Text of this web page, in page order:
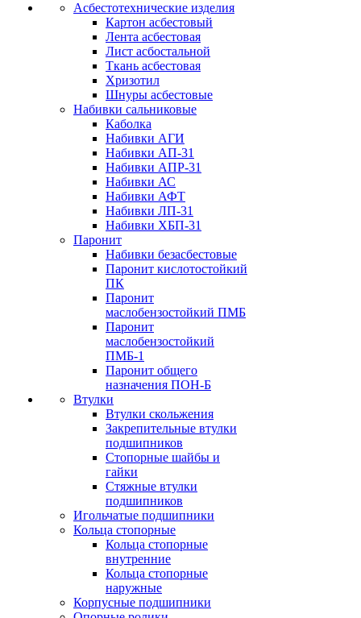
Асбестотехнические изделия
Картон асбестовый
Лента асбестовая
Лист асбостальной
Ткань асбестовая
Хризотил
Шнуры асбестовые
Набивки сальниковые
Каболка
Набивки АГИ
Набивки АП-31
Набивки АПР-31
Набивки АС
Набивки АФТ
Набивки ЛП-31
Набивки ХБП-31
Паронит
Набивки безасбестовые
Паронит кислотостойкий
ПК
Паронит
маслобензостойкий ПМБ
Паронит
маслобензостойкий
ПМБ-1
Паронит общего
назначения ПОН-Б
Втулки
Втулки скольжения
Закрепительные втулки
подшипников
Стопорные шайбы и
гайки
Стяжные втулки
подшипников
Игольчатые подшипники
Кольца стопорные
Кольца стопорные
внутренние
Кольца стопорные
наружные
Корпусные подшипники